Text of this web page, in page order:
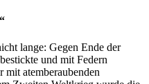
lange: Gegen Ende der
und mit Federn
atemberaubenden